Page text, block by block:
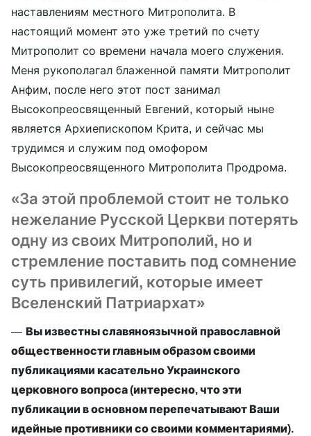
наставлениям местного Митрополита. В
настоящий момент это уже третий по счету
Митрополит со времени начала моего служения.
Меня рукополагал блаженной памяти Митрополит
Анфим, после него этот пост занимал
Высокопреосвященный Евгений, который ныне
является Архиепископом Крита, и сейчас мы
трудимся и служим под омофором
Высокопреосвященного Митрополита Продрома.
«За этой проблемой стоит не только
нежелание Русской Церкви потерять
одну из своих Митрополий, но и
стремление поставить под сомнение
суть привилегий, которые имеет
Вселенский Патриархат»
— Вы известны славяноязычной православной
общественности главным образом своими
публикациями касательно Украинского
церковного вопроса (интересно, что эти
публикации в основном перепечатывают Ваши
идейные противники со своими комментариями).